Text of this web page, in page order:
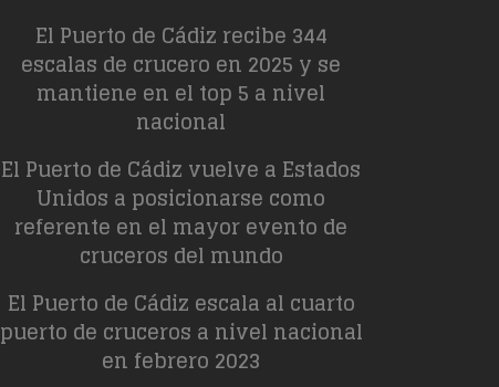
El Puerto de Cádiz recibe 344
escalas de crucero en 2025 y se
mantiene en el top 5 a nivel
nacional
El Puerto de Cádiz vuelve a Estados
Unidos a posicionarse como
referente en el mayor evento de
cruceros del mundo
El Puerto de Cádiz escala al cuarto
puerto de cruceros a nivel nacional
en febrero 2023